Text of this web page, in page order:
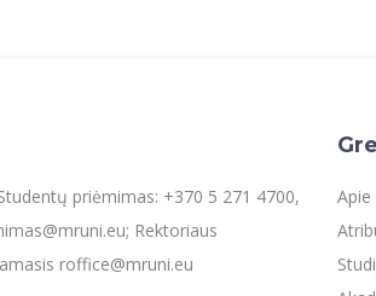
priėmimas: +370 5 271 4700,
Rektoriaus
roffice@mruni.eu
Apie